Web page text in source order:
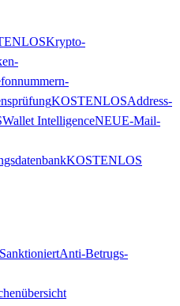
Krypto-
KOSTENLOSAddress-
Wallet IntelligenceNEUE-Mail-
KOSTENLOS
Anti-Betrugs-